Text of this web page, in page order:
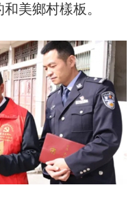
美鄉村樣板。